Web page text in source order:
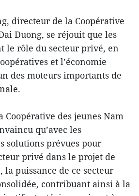
directeur de la Coopérative
Duong, se réjouit que les
le rôle du secteur privé, en
et l’économie
des moteurs importants de
Coopérative des jeunes Nam
qu’avec les
solutions prévues pour
privé dans le projet de
puissance de ce secteur
contribuant ainsi à la